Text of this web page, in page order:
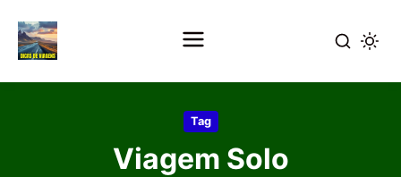
Tag
Viagem Solo